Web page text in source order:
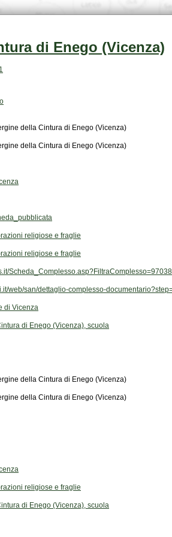
di Enego (Vicenza)
della Cintura di Enego (Vicenza)
della Cintura di Enego (Vicenza)
religiose e fraglie
religiose e fraglie
web/san/dettaglio-complesso-
di Vicenza
di Enego (Vicenza), scuola
della Cintura di Enego (Vicenza)
della Cintura di Enego (Vicenza)
religiose e fraglie
di Enego (Vicenza), scuola